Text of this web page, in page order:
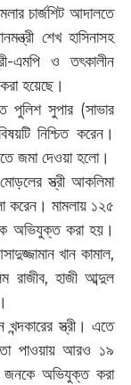
চার্জশিট আদালতে
শেখ হাসিনাসহ
এমপি ও তৎকালীন
হয়েছে।
পুলিশ সুপার (সাভার
নিশ্চিত করেন।
জমা দেওয়া হলো।
স্ত্রী আকলিমা
করেন। মামলায় ১২৫
অভিযুক্ত করা হয়।
খান কামাল,
রাজীব, হাজী আব্দুল
স্ত্রী। এতে
পাওয়ায় আরও ১৯
অভিযুক্ত করা